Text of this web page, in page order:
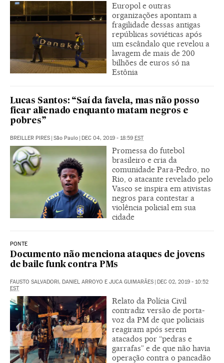
Europol e outras
organizações apontam a
fragilidade dessas antigas
repúblicas soviéticas após
um escândalo que revelou a
lavagem de mais de 200
bilhões de euros só na
Estônia
Lucas Santos: “Saí da favela, mas não posso
ficar alienado enquanto matam negros e
pobres”
BREILLER PIRES | São Paulo | DEC 04, 2019 - 18:59 EST
Promessa do futebol
brasileiro e cria da
comunidade Para-Pedro, no
Rio, o atacante revelado pelo
Vasco se inspira em ativistas
negros para contestar a
violência policial em sua
cidade
PONTE
Documento não menciona ataques de jovens
de baile funk contra PMs
FAUSTO SALVADORI, DANIEL ARROYO E JUCA GUIMARÃES | DEC 02, 2019 - 10:52
EST
Relato da Polícia Civil
contradiz versão de porta-
voz da PM de que policiais
reagiram após serem
atacados por “pedras e
garrafas” e de que não havia
operação contra o pancadão